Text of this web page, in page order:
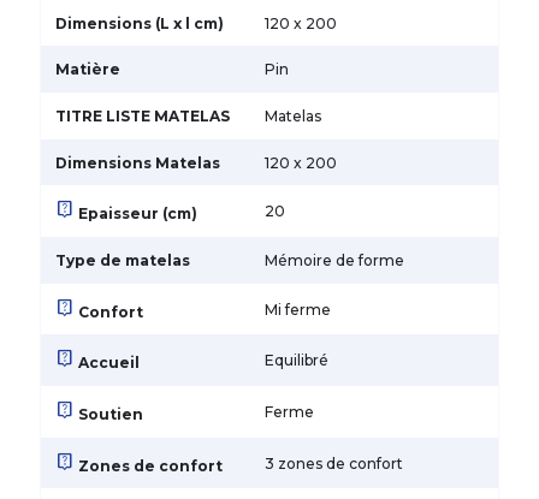
Dimensions (L x l cm) 120 x 200
Matière Pin
TITRE LISTE MATELAS Matelas
Dimensions Matelas 120 x 200
live_help Epaisseur (cm) 20
Type de matelas Mémoire de forme
live_help Confort Mi ferme
live_help Accueil Equilibré
live_help Soutien Ferme
live_help Zones de confort 3 zones de confort